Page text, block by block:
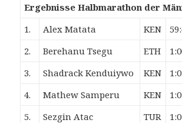
Ergebnisse Halbmarathon der
1.
Alex Matata KEN
2.
Berehanu Tsegu ETH
3.
Shadrack Kenduiywo KEN
4.
Mathew Samperu KEN
5.
Sezgin Atac TUR